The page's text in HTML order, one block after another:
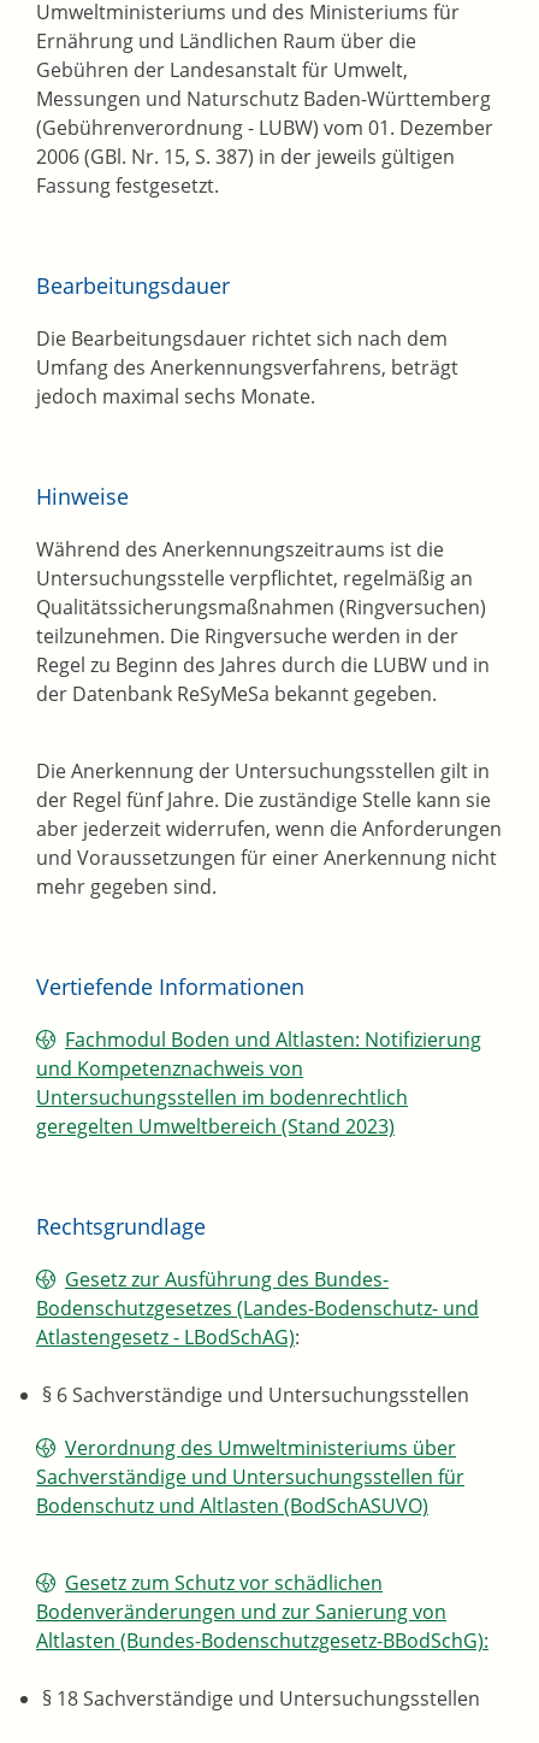
Umweltministeriums und des Ministeriums für
Ernährung und Ländlichen Raum über die
Gebühren der Landesanstalt für Umwelt,
Messungen und Naturschutz Baden-Württemberg
(Gebührenverordnung - LUBW) vom 01. Dezember
2006 (GBl. Nr. 15, S. 387) in der jeweils gültigen
Fassung festgesetzt.
Bearbeitungsdauer
Die Bearbeitungsdauer richtet sich nach dem
Umfang des Anerkennungsverfahrens, beträgt
jedoch maximal sechs Monate.
Hinweise
Während des Anerkennungszeitraums ist die
Untersuchungsstelle verpflichtet, regelmäßig an
Qualitätssicherungsmaßnahmen (Ringversuchen)
teilzunehmen. Die Ringversuche werden in der
Regel zu Beginn des Jahres durch die LUBW und in
der Datenbank ReSyMeSa bekannt gegeben.
Die Anerkennung der Untersuchungsstellen gilt in
der Regel fünf Jahre. Die zuständige Stelle kann sie
aber jederzeit widerrufen, wenn die Anforderungen
und Voraussetzungen für einer Anerkennung nicht
mehr gegeben sind.
Vertiefende Informationen
Fachmodul Boden und Altlasten: Notifizierung
und Kompetenznachweis von
Untersuchungsstellen im bodenrechtlich
geregelten Umweltbereich (Stand 2023)
Rechtsgrundlage
Gesetz zur Ausführung des Bundes-
Bodenschutzgesetzes (Landes-Bodenschutz- und
Atlastengesetz - LBodSchAG):
§ 6 Sachverständige und Untersuchungsstellen
Verordnung des Umweltministeriums über
Sachverständige und Untersuchungsstellen für
Bodenschutz und Altlasten (BodSchASUVO)
Gesetz zum Schutz vor schädlichen
Bodenveränderungen und zur Sanierung von
Altlasten (Bundes-Bodenschutzgesetz-BBodSchG):
§ 18 Sachverständige und Untersuchungsstellen